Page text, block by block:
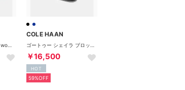
COLE HAAN
￥16,500
HOT
59%OFF